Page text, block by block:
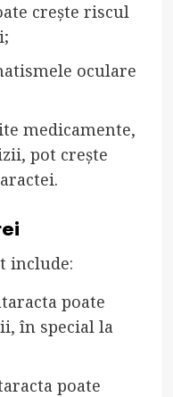
crește riscul
oculare
medicamente,
pot crește
include:
poate
în special la
poate